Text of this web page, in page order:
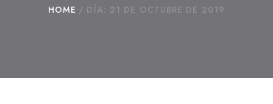
HOME / DÍA: 21 DE OCTUBRE DE 2019